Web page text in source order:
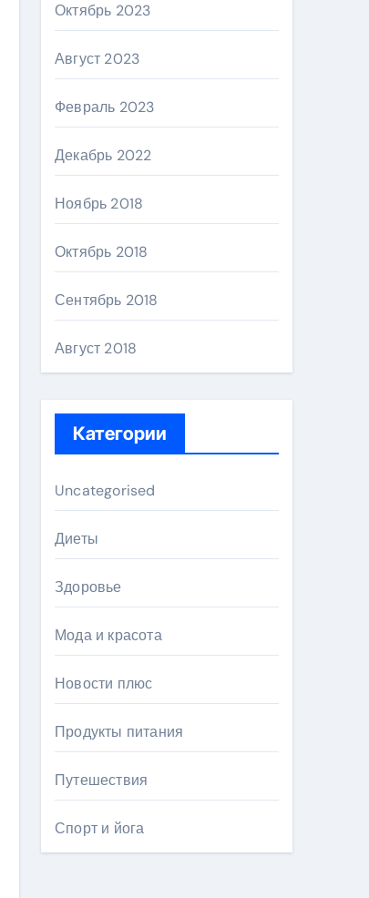
Октябрь 2023
Август 2023
Февраль 2023
Декабрь 2022
Ноябрь 2018
Октябрь 2018
Сентябрь 2018
Август 2018
Категории
Uncategorised
Диеты
Здоровье
Мода и красота
Новости плюс
Продукты питания
Путешествия
Спорт и йога